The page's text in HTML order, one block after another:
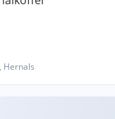
Hernals